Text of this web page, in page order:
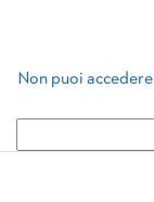
Non puoi
per: